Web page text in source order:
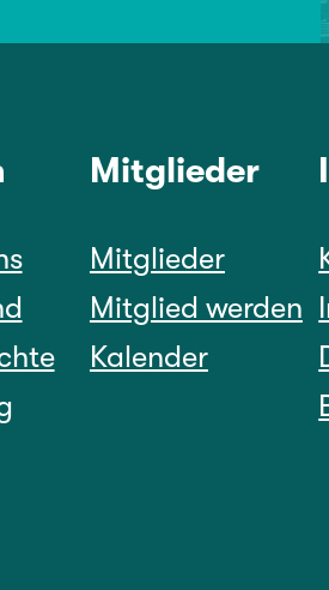
Mitglieder
Mitglieder
Mitglied werden
Kalender